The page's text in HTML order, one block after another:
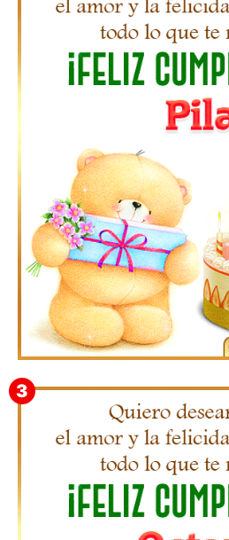
Gifs de Feliz Cumpleaños con
Gifs Feliz Cumpleaños Pilar